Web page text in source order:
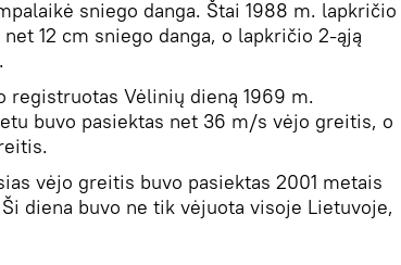
sniego danga. Štai 1988 m. lapkričio
12 cm sniego danga, o lapkričio 2-ąją
registruotas Vėlinių dieną 1969 m.
buvo pasiektas net 36 m/s vėjo greitis, o
vėjo greitis buvo pasiektas 2001 metais
diena buvo ne tik vėjuota visoje Lietuvoje,